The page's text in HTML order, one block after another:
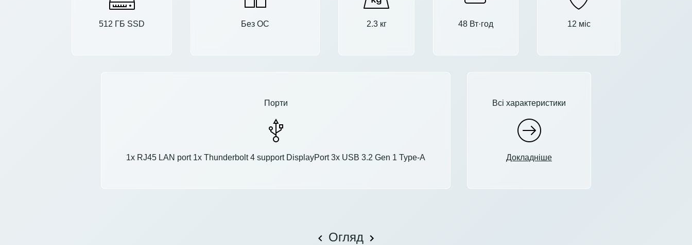
512 ГБ SSD Без ОС 2.3 кг 48 Вт·год 12 міс
Порти
1x RJ45 LAN port 1x Thunderbolt 4 support DisplayPort 3x USB 3.2 Gen 1 Type-A
Всі характеристики
Докладніше
Огляд